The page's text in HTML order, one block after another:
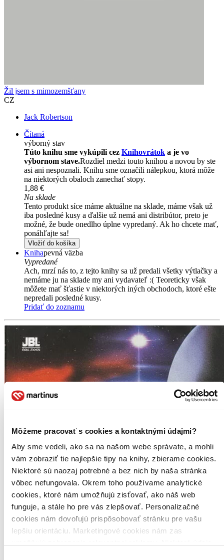
Môžeme pracovať s cookies a kontaktnými údajmi?
Aby sme vedeli, ako sa na našom webe správate, a mohli
vám zobraziť tie najlepšie tipy na knihy, zbierame cookies.
Niektoré sú naozaj potrebné a bez nich by naša stránka
vôbec nefungovala. Okrem toho používame analytické
cookies, ktoré nám umožňujú zisťovať, ako náš web
funguje, a stále ho pre vás zlepšovať. Personalizačné
cookies nám dovoľujú prispôsobovať stránku pre vašu
lepšiu orientáciu. Marketingové cookies nám zas
Žil jsem s mimozemšťany
CZ
Jack Robertson
Čítaná
výborný stav
Túto knihu sme vykúpili cez Knihovrátok a je vo
výbornom stave.Rozdiel medzi touto knihou a novou by ste
asi ani nespoznali. Knihu sme označili nálepkou, ktorá môže
na niektorých obaloch zanechať stopy.
1,88 €
Na sklade
Tento produkt síce máme aktuálne na sklade, máme však už
iba posledné kusy a ďalšie už nemá ani distribútor, preto je
možné, že bude onedlho úplne vypredaný. Ak ho chcete mať,
ponáhľajte sa!
Vložiť do košíka
Knihapevná väzba
Vypredané
Ach, mrzí nás to, z tejto knihy sa už predali všetky výtlačky a
nemáme ju na sklade my ani vydavateľ :( Teoreticky však
môžete mať šťastie v niektorých iných obchodoch, ktoré ešte
nepredali posledné kusy.
Pridať do zoznamu